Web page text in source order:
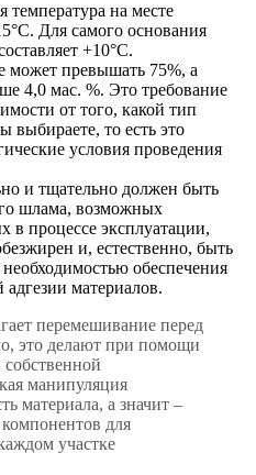
на месте
Для самого основания
+10°С.
может превышать 75%, а
4,0 мас. %. Это требование
от того, какой тип
выбираете, то есть это
условия проведения
и тщательно должен быть
шлама, возможных
в процессе эксплуатации,
и, естественно, быть
обеспечения
материалов.
перемешивание перед
это делают при помощи
манипуляция
материала, а значит –
компонентов для
участке